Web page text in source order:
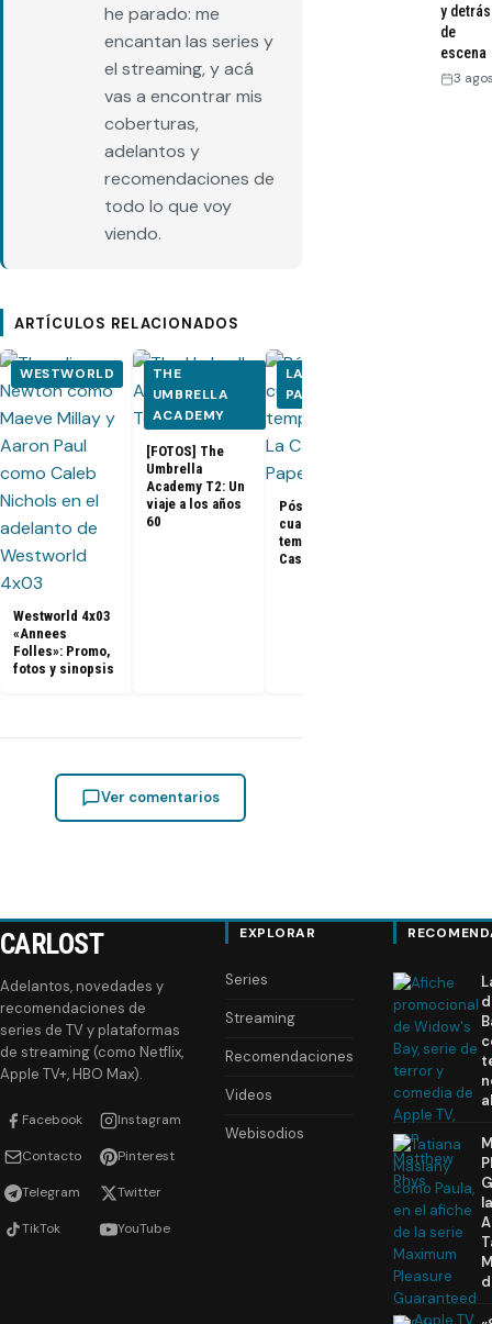
he parado: me
encantan las series y
el streaming, y acá
vas a encontrar mis
coberturas,
adelantos y
recomendaciones de
todo lo que voy
viendo.
ARTÍCULOS RELACIONADOS
WESTWORLD
Westworld 4x03
«Annees
Folles»: Promo,
fotos y sinopsis
THE
UMBRELLA
ACADEMY
[FOTOS] The
Umbrella
Academy T2: Un
viaje a los años
60
LA CASA DE
PAPEL
Pósters de la
cuarta
temporada de La
Casa de Papel
Ver comentarios
y detrás
de
escena
3
CARLOST
Adelantos, novedades y
recomendaciones de
series de TV y plataformas
de streaming (como Netflix,
Apple TV+, HBO Max).
Facebook Instagram
Contacto Pinterest
Telegram Twitter
TikTok YouTube
EXPLORAR
Series
Streaming
Recomendaciones
Videos
Webisodios